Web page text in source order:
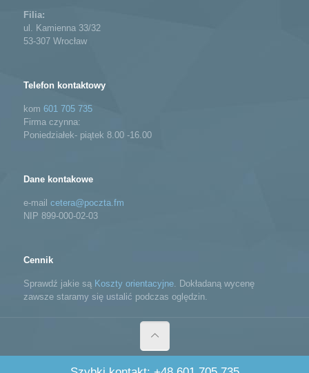
Filia:
ul. Kamienna 33/32
53-307 Wrocław
Telefon kontaktowy
kom 601 705 735
Firma czynna:
Poniedziałek- piątek 8.00 -16.00
Dane kontakowe
e-mail cetera@poczta.fm
NIP 899-000-02-03
Cennik
Sprawdź jakie są Koszty orientacyjne. Dokładaną wycenę
zawsze staramy się ustalić podczas oględzin.
© 2025 Cetera – firma sprzątająca, usługi porządkowe Wrocław